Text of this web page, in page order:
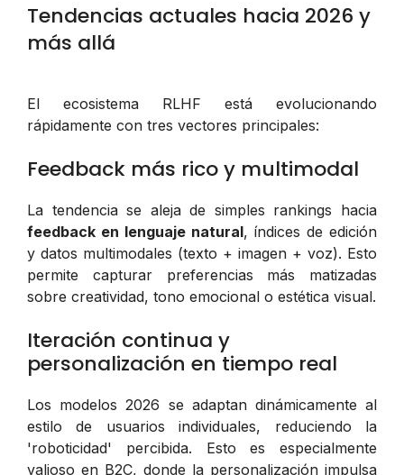
Tendencias actuales hacia 2026 y
más allá
El ecosistema RLHF está evolucionando
rápidamente con tres vectores principales:
Feedback más rico y multimodal
La tendencia se aleja de simples rankings hacia
feedback en lenguaje natural, índices de edición
y datos multimodales (texto + imagen + voz). Esto
permite capturar preferencias más matizadas
sobre creatividad, tono emocional o estética visual.
Iteración continua y
personalización en tiempo real
Los modelos 2026 se adaptan dinámicamente al
estilo de usuarios individuales, reduciendo la
'roboticidad' percibida. Esto es especialmente
valioso en B2C, donde la personalización impulsa